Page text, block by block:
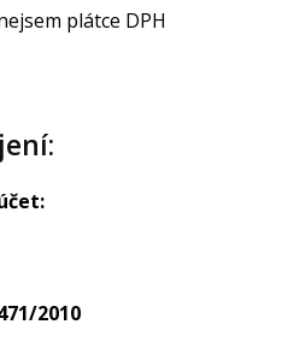
plátce DPH
2010